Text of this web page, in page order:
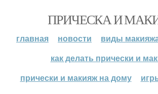
ПРИЧЕСКА И
главная новости
виды
как делать прически и
прически и макияж на дому